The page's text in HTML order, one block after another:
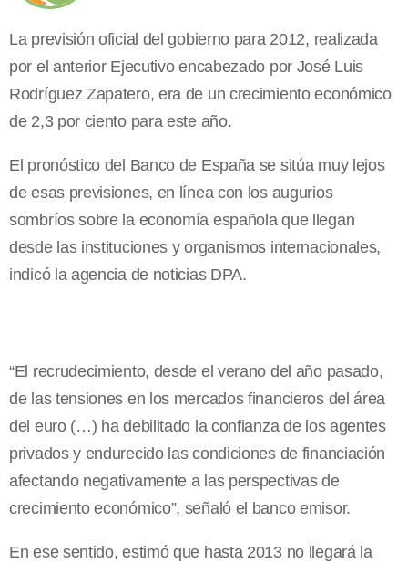
La previsión oficial del gobierno para 2012, realizada
por el anterior Ejecutivo encabezado por José Luis
Rodríguez Zapatero, era de un crecimiento económico
de 2,3 por ciento para este año.
El pronóstico del Banco de España se sitúa muy lejos
de esas previsiones, en línea con los augurios
sombríos sobre la economía española que llegan
desde las instituciones y organismos internacionales,
indicó la agencia de noticias DPA.
“El recrudecimiento, desde el verano del año pasado,
de las tensiones en los mercados financieros del área
del euro (…) ha debilitado la confianza de los agentes
privados y endurecido las condiciones de financiación
afectando negativamente a las perspectivas de
crecimiento económico”, señaló el banco emisor.
En ese sentido, estimó que hasta 2013 no llegará la